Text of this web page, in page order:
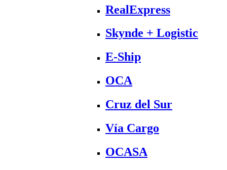
RealExpress
Skynde + Logistic
E-Ship
OCA
Cruz del Sur
Vía Cargo
OCASA